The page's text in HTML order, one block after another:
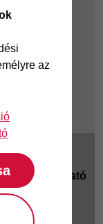
az
tájékoztató